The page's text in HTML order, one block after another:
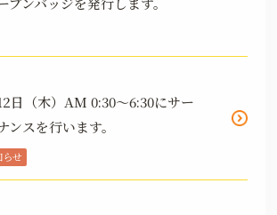
日（木）AM 0:30～6:30にサー
ンスを行います。
らせ